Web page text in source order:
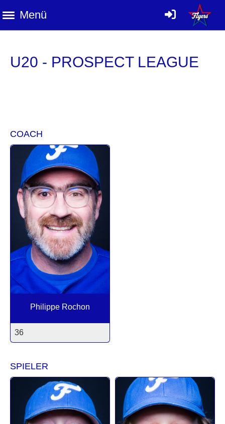
Menü
U20 - PROSPECT LEAGUE
COACH
Philippe Rochon
36
SPIELER